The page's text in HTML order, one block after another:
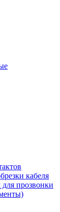
кабеля
прозвонки